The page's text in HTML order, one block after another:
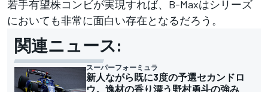
若手有望株コンビが実現すれば、B-Maxはシリーズ
においても非常に面白い存在となるだろう。
関連ニュース:
スーパーフォーミュラ
新人ながら既に3度の予選セカンドロ
ウ。逸材の香り漂う野村勇斗の強み